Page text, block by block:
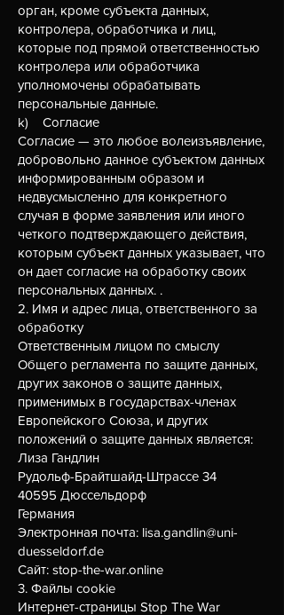
орган, кроме субъекта данных,
контролера, обработчика и лиц,
которые под прямой ответственностью
контролера или обработчика
уполномочены обрабатывать
персональные данные.
k) Согласие
Согласие — это любое волеизъявление,
добровольно данное субъектом данных
информированным образом и
недвусмысленно для конкретного
случая в форме заявления или иного
четкого подтверждающего действия,
которым субъект данных указывает, что
он дает согласие на обработку своих
персональных данных. .
2. Имя и адрес лица, ответственного за
обработку
Ответственным лицом по смыслу
Общего регламента по защите данных,
других законов о защите данных,
применимых в государствах-членах
Европейского Союза, и других
положений о защите данных является:
Лиза Гандлин
Рудольф-Брайтшайд-Штрассе 34
40595 Дюссельдорф
Германия
Электронная почта: lisa.gandlin@uni-
duesseldorf.de
Сайт: stop-the-war.online
3. Файлы cookie
Интернет-страницы Stop The War